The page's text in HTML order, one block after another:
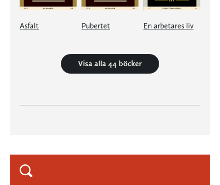
Asfalt Pubertet En arbetares liv
Visa alla 44 böcker